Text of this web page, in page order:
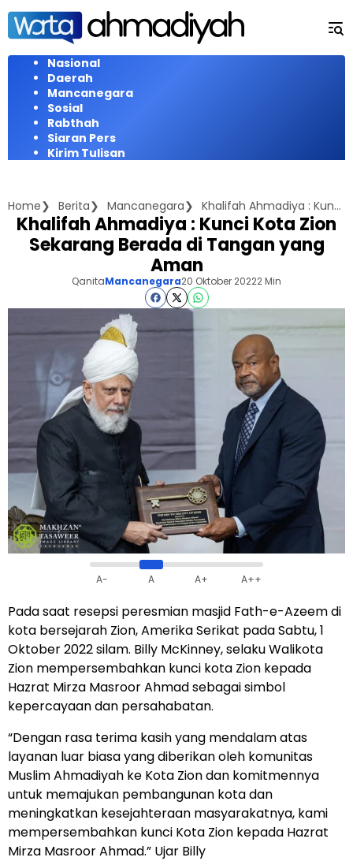
Langsung
konten
Nasional
Daerah
Mancanegara
Sosial
Rabthah
Siaran Pers
Kirim Tulisan
Home Berita Mancanegara Khalifah Ahmadiya : Kunci Kota Zion Sekarang Berada di Tangan yang Aman
Khalifah Ahmadiya : Kunci Kota Zion
Sekarang Berada di Tangan yang
Aman
QanitaMancanegara20 Oktober 20222 Min
A- A A+ A++
Pada saat resepsi peresmian masjid Fath-e-Azeem di
kota bersejarah Zion, Amerika Serikat pada Sabtu, 1
Oktober 2022 silam. Billy McKinney, selaku Walikota
Zion mempersembahkan kunci kota Zion kepada
Hazrat Mirza Masroor Ahmad sebagai simbol
kepercayaan dan persahabatan.
“Dengan rasa terima kasih yang mendalam atas
layanan luar biasa yang diberikan oleh komunitas
Muslim Ahmadiyah ke Kota Zion dan komitmennya
untuk memajukan pembangunan kota dan
meningkatkan kesejahteraan masyarakatnya, kami
mempersembahkan kunci Kota Zion kepada Hazrat
Mirza Masroor Ahmad.” Ujar Billy